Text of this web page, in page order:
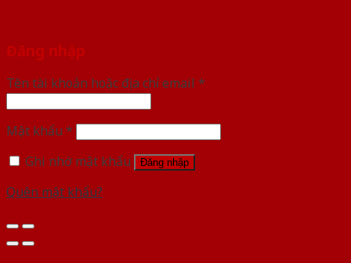
Đăng nhập
Tên tài khoản hoặc địa chỉ email *
Mật khẩu *
Ghi nhớ mật khẩu
Đăng nhập
Quên mật khẩu?